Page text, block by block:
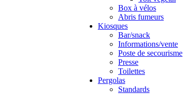
Box à vélos
Abris fumeurs
Kiosques
Bar/snack
Informations/vente
Poste de secourisme
Presse
Toilettes
Pergolas
Standards